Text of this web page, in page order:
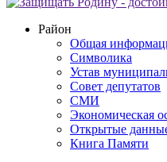
Район
Общая
Символика
Устав
Совет депутатов
СМИ
Экономическая
Открытые
Книга Памяти